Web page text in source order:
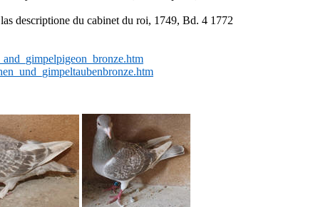
descrip­tione du cabinet du roi, 1749, Bd. 4 1772